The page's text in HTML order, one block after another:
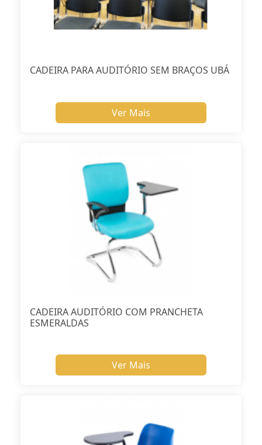
CADEIRA PARA AUDITÓRIO SEM BRAÇOS UBÁ
Ver Mais
CADEIRA AUDITÓRIO COM PRANCHETA
ESMERALDAS
Ver Mais